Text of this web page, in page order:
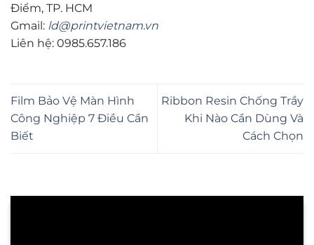
Điểm, TP. HCM
Gmail: ld@printvietnam.vn
Liên hệ: 0985.657.186
Film Bảo Vệ Màn Hình
Công Nghiệp 7 Điều Cần
Biết
Ribbon Resin Chống Trầy
Khi Nào Cần Dùng Và
Cách Chọn